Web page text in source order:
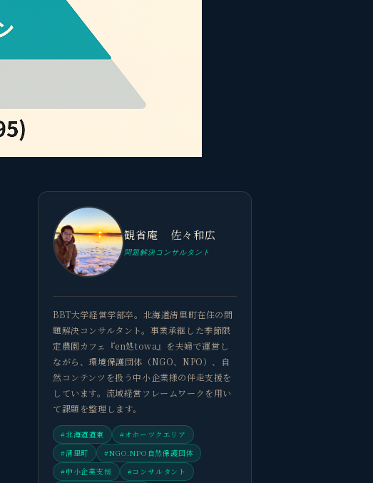
観省庵 佐々和広
問題解決コンサルタント
BBT大学経営学部卒。北海道清里町在住の問
題解決コンサルタント。事業承継した季節限
定農園カフェ『en処towa』を夫婦で運営し
ながら、環境保護団体（NGO、NPO）、自
然コンテンツを扱う中小企業様の伴走支援を
しています。流域経営フレームワークを用い
て課題を整理します。
#北海道道東
#オホーツクエリア
#清里町
#NGO.NPO自然保護団体
#中小企業支援
#コンサルタント